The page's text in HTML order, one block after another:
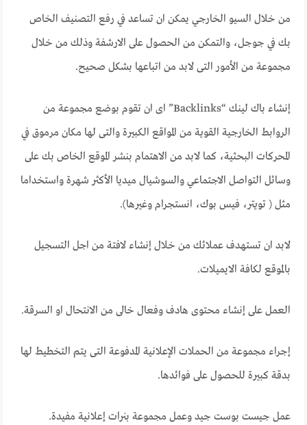
من خلال السيو الخارجي يمكن ان تساعد في رفع التصنيف الخاص
بك في جوجل، والتمكن من الحصول على الارشفة وذلك من خلال
مجموعة من الأمور التى لابد من اتباعها بشكل صحيح.
إنشاء باك لينك “Backlinks” اى ان تقوم بوضع مجموعة من
الروابط الخارجية القوية من المواقع الكبيرة والتى لها مكان مرموق في
المحركات البحثية، كما لابد من الاهتمام بنشر الموقع الخاص بك على
وسائل التواصل الاجتماعي والسوشيال ميديا الأكثر شهرة واستخداما
مثل ( تويتر، فيس بوك، انستجرام وغيرها).
لابد ان تستهدف عملائك من خلال إنشاء لافتة من اجل التسجيل
بالموقع لكافة الايميلات.
العمل على إنشاء محتوى هادف وفعال خالى من الانتحال او السرقة.
إجراء مجموعة من الحملات الإعلانية المدفوعة التى يتم التخطيط لها
بدقة كبيرة للحصول على فوائدها.
عمل جيست بوست جيد وعمل مجموعة بنرات إعلانية مفيدة.